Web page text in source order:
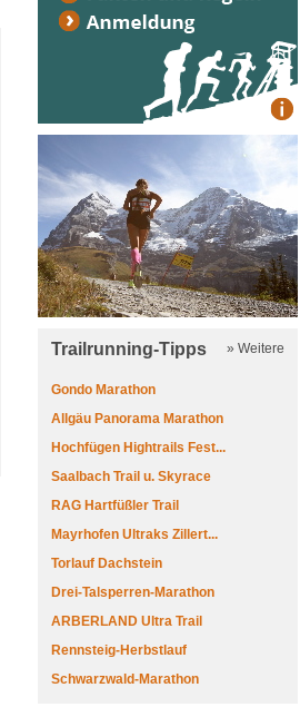
Trailrunning-Tipps » Weitere
Gondo Marathon
Allgäu Panorama Marathon
Hochfügen Hightrails Fest...
Saalbach Trail u. Skyrace
RAG Hartfüßler Trail
Mayrhofen Ultraks Zillert...
Torlauf Dachstein
Drei-Talsperren-Marathon
ARBERLAND Ultra Trail
Rennsteig-Herbstlauf
Schwarzwald-Marathon